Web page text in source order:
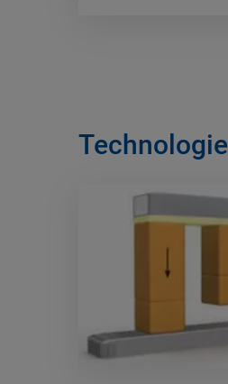
Technologie